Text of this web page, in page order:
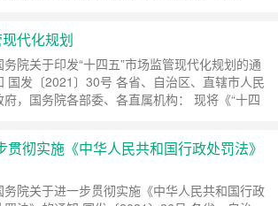
阅读 »
代化规划
务院关于印发“十四五”市场监管现代化规划的通
国发〔2021〕30号 各省、自治区、直辖市人民
府，国务院各部委、各直属机构： 现将《“十四
»
贯彻实施《中华人民共和国行政处罚法》
务院关于进一步贯彻实施《中华人民共和国行政